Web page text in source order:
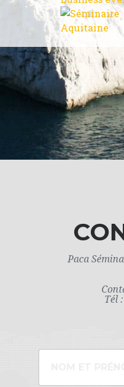
Paca
Tél